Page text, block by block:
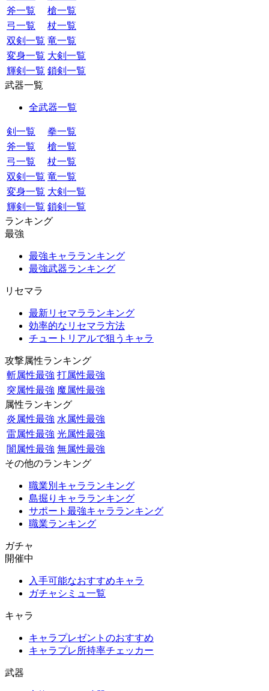
斧一覧
槍一覧
弓一覧
杖一覧
双剣一覧 竜一覧
変身一覧 大剣一覧
輝剣一覧 鎖剣一覧
武器一覧
全武器一覧
剣一覧
拳一覧
斧一覧
槍一覧
弓一覧
杖一覧
双剣一覧 竜一覧
変身一覧 大剣一覧
輝剣一覧 鎖剣一覧
ランキング
最強
最強キャラランキング
最強武器ランキング
リセマラ
最新リセマラランキング
効率的なリセマラ方法
チュートリアルで狙うキャラ
攻撃属性ランキング
斬属性最強 打属性最強
突属性最強 魔属性最強
属性ランキング
炎属性最強 水属性最強
雷属性最強 光属性最強
闇属性最強 無属性最強
その他のランキング
職業別キャラランキング
島掘りキャラランキング
サポート最強キャラランキング
職業ランキング
ガチャ
開催中
入手可能なおすすめキャラ
ガチャシミュ一覧
キャラ
キャラプレゼントのおすすめ
キャラプレ所持率チェッカー
武器